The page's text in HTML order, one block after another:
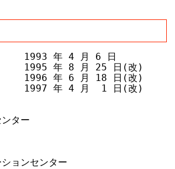
1993 年 4 月 6 日
1995 年 8 月 25 日(改)
1996 年 6 月 18 日(改)
1997 年 4 月  1 日(改)
ター
ョンセンター